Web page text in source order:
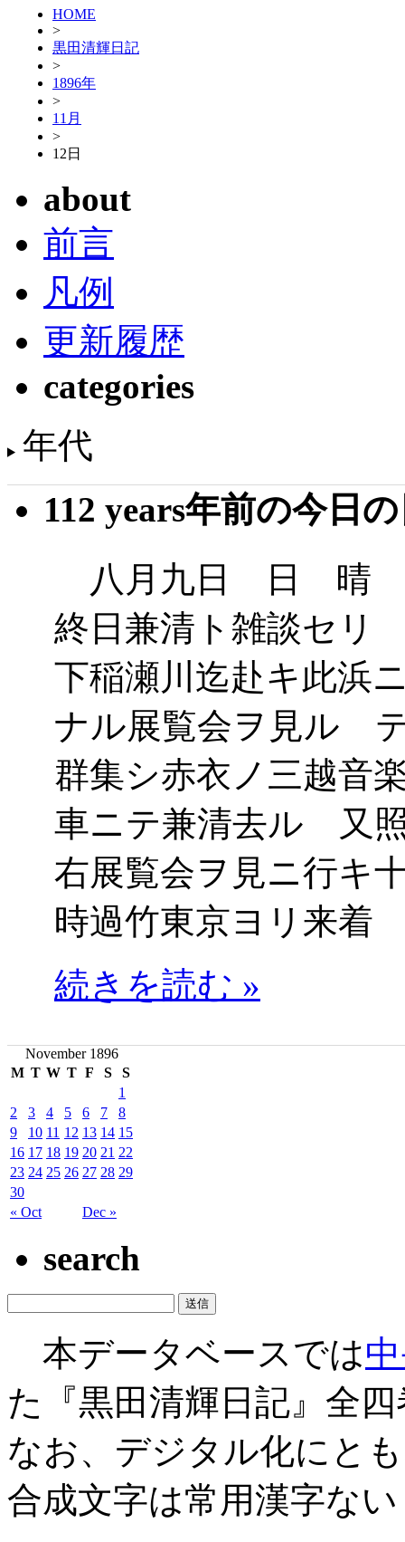
HOME
>
黒田清輝日記
>
1896年
>
11月
>
12日
about
前言
凡例
更新履歴
categories
年代
112 years年前の今日
八月九日 日 晴
終日兼清ト雑談セリ
下稲瀬川迄赴キ此浜
ナル展覧会ヲ見ル
群集シ赤衣ノ三越音
車ニテ兼清去ル 又
右展覧会ヲ見ニ行キ
時過竹東京ヨリ来着
続きを読む »
November 1896
M T W T F S S
« Oct Dec »
1
2
3 4 5 6 7
8
9
10 11 12 13 14 15
16 17 18 19 20 21 22
23 24 25 26 27 28 29
30
search
本データベースでは
た『黒田清輝日記』全
なお、デジタル化にと
合成文字は常用漢字な